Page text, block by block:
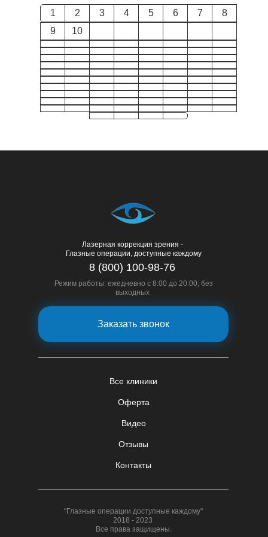
1 2 3 4 5 6 7
8
9
10
Лазерная коррекция зрения -
Глазные операции, доступные каждому
Оферта
Видео
Все клиники
Отзывы
Контакты
8 (800) 100-98-76
Режим работы: ежедневно с 8:00 до 20:00, без
выходных
Заказать звонок
"Глазные операции доступные каждому"
2018 - 2023
Все права защищены.